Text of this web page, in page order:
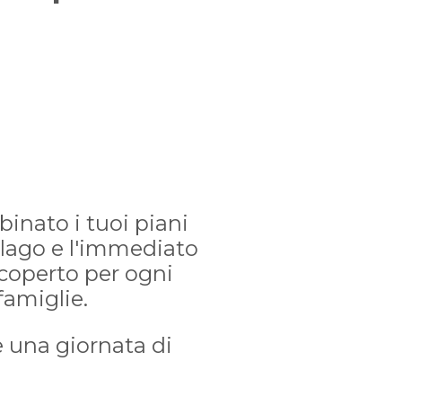
i tuoi piani
e l'immediato
per ogni
una giornata di